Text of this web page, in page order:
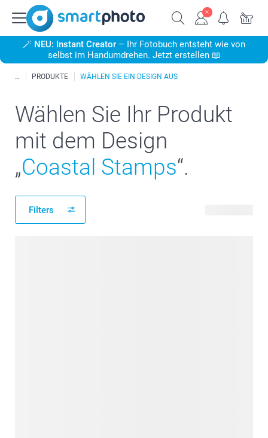
🪄 NEU: Instant Creator – Ihr Fotobuch entsteht wie von
selbst im Handumdrehen. Jetzt erstellen 📖
PRODUKTE WÄHLEN SIE EIN DESIGN AUS
Wählen Sie Ihr Produkt
mit dem Design
„Coastal Stamps“.
Filters